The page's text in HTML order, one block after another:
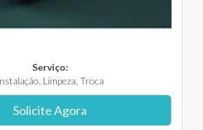
Serviço:
Limpeza, Troca
Solicite Agora